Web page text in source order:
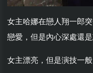
女主哈娜在戀人翔一郎
戀愛，但是內心深處還是
女主漂亮，但是演技一